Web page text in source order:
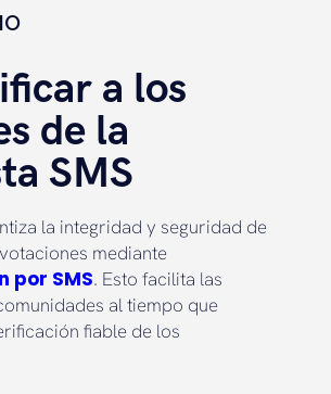
a los
de la
SMS
la integridad y seguridad de
mediante
por SMS. Esto facilita las
al tiempo que
fiable de los